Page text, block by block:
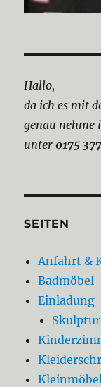
Hallo,
da ich es mit
genau nehme
unter0175
SEITEN
Anfahrt &
Badmöbel
Einladung
Kleinmöbel